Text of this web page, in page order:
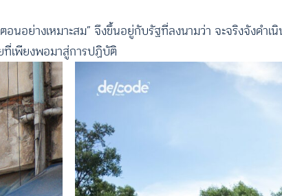
นอย่างเหมาะสม” จึงขึ้นอยู่กับรัฐที่ลงนามว่า จะจริงจังดำ
ที่เพียงพอมาสู่การปฏิบัติ